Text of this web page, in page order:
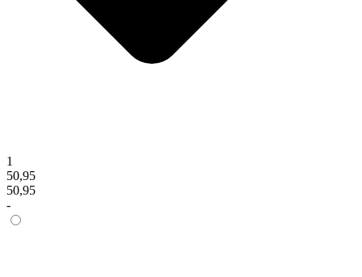
1
50,95
50,95
-